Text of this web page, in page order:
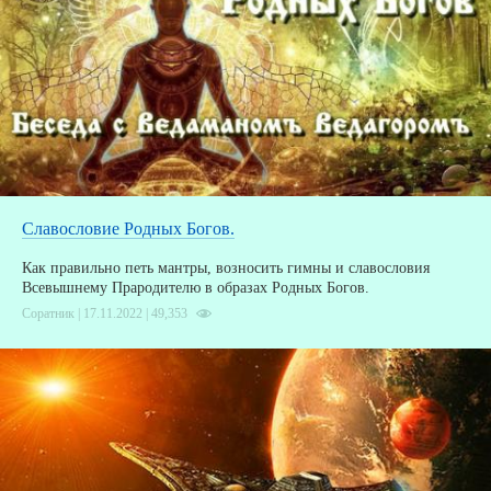
Славословие Родных Богов.
Как правильно петь мантры, возносить гимны и славословия
Всевышнему Прародителю в образах Родных Богов.
Соратник | 17.11.2022 | 49,353